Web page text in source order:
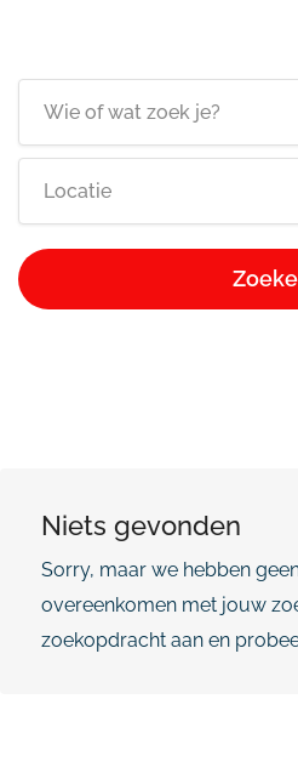
Niets gevonden
Sorry, maar we hebben
overeenkomen met jouw
zoekopdracht aan en